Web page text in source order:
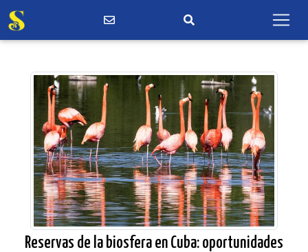
Reservas de la biosfera en Cuba: oportunidades